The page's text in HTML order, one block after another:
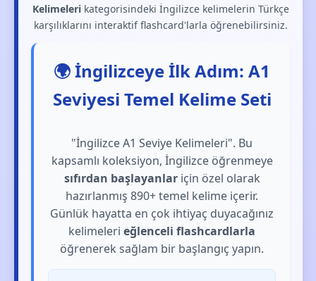
Kelimelerikategorisindeki İngilizce kelimelerin Türkçe
karşılıklarını interaktif flashcard'larla öğrenebilirsiniz.
🌍 İngilizceye İlk Adım: A1
Seviyesi Temel Kelime Seti
"İngilizce A1 Seviye Kelimeleri". Bu
kapsamlı koleksiyon, İngilizce öğrenmeye
sıfırdan başlayanlariçin özel olarak
hazırlanmış 890+ temel kelime içerir.
Günlük hayatta en çok ihtiyaç duyacağınız
kelimelerieğlenceli flashcardlarla
öğrenerek sağlam bir başlangıç yapın.